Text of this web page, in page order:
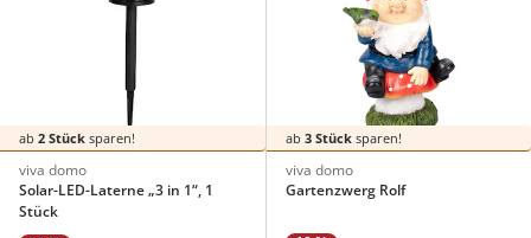
ab 2 Stück sparen!
viva domo
Solar-LED-Laterne „3 in 1“, 1
Stück
ab 3 Stücksparen!
viva domo
Gartenzwerg Rolf